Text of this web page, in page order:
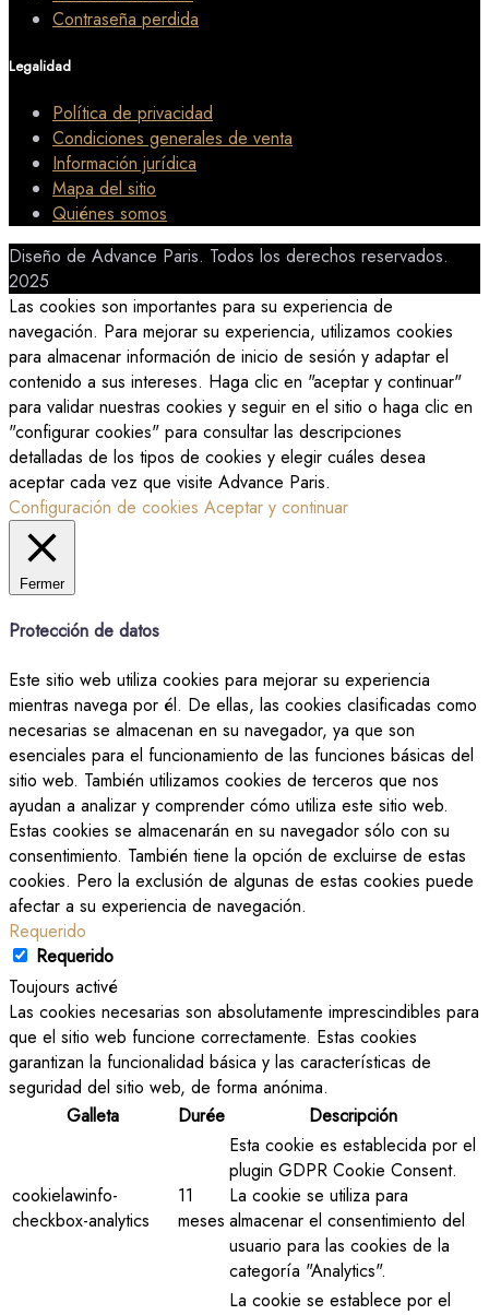
Contraseña perdida
Legalidad
Política de privacidad
Condiciones generales de venta
Información jurídica
Mapa del sitio
Quiénes somos
Diseño de Advance Paris. Todos los derechos reservados.
2025
Las cookies son importantes para su experiencia de
navegación. Para mejorar su experiencia, utilizamos cookies
para almacenar información de inicio de sesión y adaptar el
contenido a sus intereses. Haga clic en "aceptar y continuar"
para validar nuestras cookies y seguir en el sitio o haga clic en
"configurar cookies" para consultar las descripciones
detalladas de los tipos de cookies y elegir cuáles desea
aceptar cada vez que visite Advance Paris.
Configuración de cookies Aceptar y continuar
Fermer
Protección de datos
Este sitio web utiliza cookies para mejorar su experiencia
mientras navega por él. De ellas, las cookies clasificadas como
necesarias se almacenan en su navegador, ya que son
esenciales para el funcionamiento de las funciones básicas del
sitio web. También utilizamos cookies de terceros que nos
ayudan a analizar y comprender cómo utiliza este sitio web.
Estas cookies se almacenarán en su navegador sólo con su
consentimiento. También tiene la opción de excluirse de estas
cookies. Pero la exclusión de algunas de estas cookies puede
afectar a su experiencia de navegación.
Requerido
Requerido
Toujours activé
Las cookies necesarias son absolutamente imprescindibles para
que el sitio web funcione correctamente. Estas cookies
garantizan la funcionalidad básica y las características de
seguridad del sitio web, de forma anónima.
Galleta
Durée Descripción
cookielawinfo-
checkbox-analytics
11
meses
Esta cookie es establecida por el
plugin GDPR Cookie Consent.
La cookie se utiliza para
almacenar el consentimiento del
usuario para las cookies de la
categoría "Analytics".
La cookie se establece por el